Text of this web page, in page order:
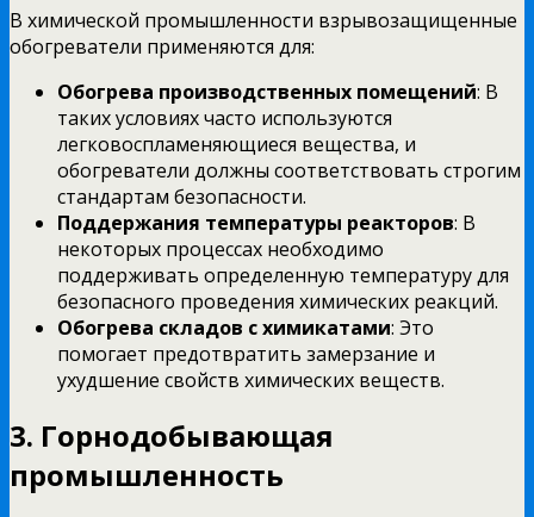
В химической промышленности взрывозащищенные
обогреватели применяются для:
Обогрева производственных помещений: В
таких условиях часто используются
легковоспламеняющиеся вещества, и
обогреватели должны соответствовать строгим
стандартам безопасности.
Поддержания температуры реакторов: В
некоторых процессах необходимо
поддерживать определенную температуру для
безопасного проведения химических реакций.
Обогрева складов с химикатами: Это
помогает предотвратить замерзание и
ухудшение свойств химических веществ.
3. Горнодобывающая
промышленность